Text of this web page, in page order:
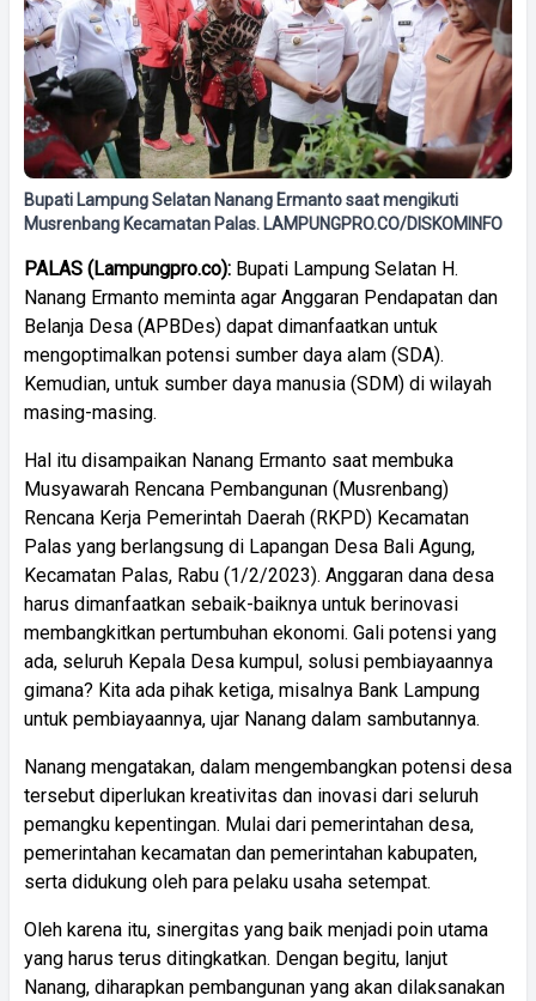
Bupati Lampung Selatan Nanang Ermanto saat mengikuti
Musrenbang Kecamatan Palas. LAMPUNGPRO.CO/DISKOMINFO
PALAS (Lampungpro.co): Bupati Lampung Selatan H.
Nanang Ermanto meminta agar Anggaran Pendapatan dan
Belanja Desa (APBDes) dapat dimanfaatkan untuk
mengoptimalkan potensi sumber daya alam (SDA).
Kemudian, untuk sumber daya manusia (SDM) di wilayah
masing-masing.
Hal itu disampaikan Nanang Ermanto saat membuka
Musyawarah Rencana Pembangunan (Musrenbang)
Rencana Kerja Pemerintah Daerah (RKPD) Kecamatan
Palas yang berlangsung di Lapangan Desa Bali Agung,
Kecamatan Palas, Rabu (1/2/2023). Anggaran dana desa
harus dimanfaatkan sebaik-baiknya untuk berinovasi
membangkitkan pertumbuhan ekonomi. Gali potensi yang
ada, seluruh Kepala Desa kumpul, solusi pembiayaannya
gimana? Kita ada pihak ketiga, misalnya Bank Lampung
untuk pembiayaannya, ujar Nanang dalam sambutannya.
Nanang mengatakan, dalam mengembangkan potensi desa
tersebut diperlukan kreativitas dan inovasi dari seluruh
pemangku kepentingan. Mulai dari pemerintahan desa,
pemerintahan kecamatan dan pemerintahan kabupaten,
serta didukung oleh para pelaku usaha setempat.
Oleh karena itu, sinergitas yang baik menjadi poin utama
yang harus terus ditingkatkan. Dengan begitu, lanjut
Nanang, diharapkan pembangunan yang akan dilaksanakan